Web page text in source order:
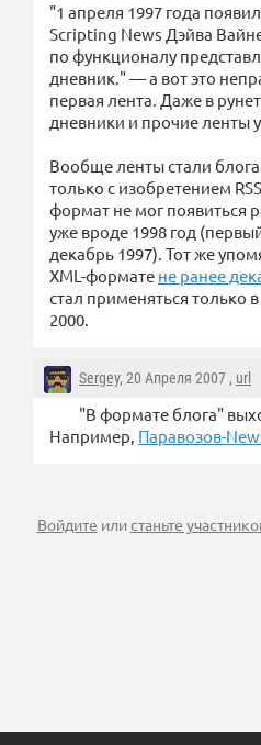
"1 апреля 1997 года
Scripting News Дэйва
по функционалу
дневник." — а вот это
первая лента. Даже в
дневники и прочие ленты
Вообще ленты стали
только с изобретением
формат не мог появиться
уже вроде 1998 год
декабрь 1997). Тот же
XML-формате не ранее
стал применяться только
2000.
Sergey, 20 Апреля 2007 , url
"В формате блога"
Например, Паравозов-
Войдите илистаньте